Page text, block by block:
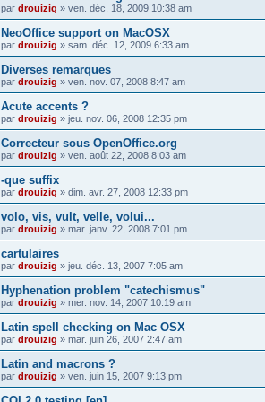
par drouizig » ven. déc. 18, 2009 10:38 am
NeoOffice support on MacOSX
par drouizig » sam. déc. 12, 2009 6:33 am
Diverses remarques
par drouizig » ven. nov. 07, 2008 8:47 am
Acute accents ?
par drouizig » jeu. nov. 06, 2008 12:35 pm
Correcteur sous OpenOffice.org
par drouizig » ven. août 22, 2008 8:03 am
-que suffix
par drouizig » dim. avr. 27, 2008 12:33 pm
volo, vis, vult, velle, volui...
par drouizig » mar. janv. 22, 2008 7:01 pm
cartulaires
par drouizig » jeu. déc. 13, 2007 7:05 am
Hyphenation problem "catechismus"
par drouizig » mer. nov. 14, 2007 10:19 am
Latin spell checking on Mac OSX
par drouizig » mar. juin 26, 2007 2:47 am
Latin and macrons ?
par drouizig » ven. juin 15, 2007 9:13 pm